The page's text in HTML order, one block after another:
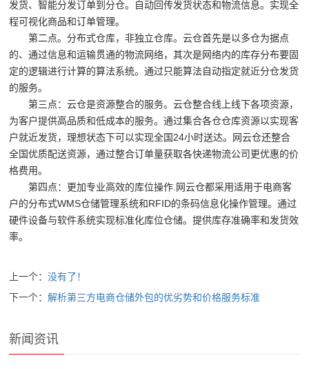
发货、智能分发订单到分仓。自动回传发货状态和物流信息。实现全
程可视化商品和订单管理。
第二点。分布式仓库，非独立仓库。云仓首先是以多仓为据点
的、通过信息和运输贯通的物流网络，其次是网络内的库存分布要固
定的逻辑进行计算的算法系统。通过只能算法自动指定就近分仓发货
的服务。
第三点：云仓是资源整合的服务。云仓整合线上线下各项资源，
为客户提供高品质和低成本的服务。通过集合各仓仓库资源以实现客
户就近发货，理想状态下可以实现全国24小时送达。网云仓还整合
全国优质配送资源，通过整合订单量获取各快递物流公司更优惠的价
格费用。
第四点：更加专业高效的库位操作.网云仓都采用适用于电商客
户的分布式WMS仓储管理系统和RFID的条码信息化操作管理。通过
硬件设备与软件系统实现标准化库位仓储。提供库存准确率和发货效
率。
上一个：没有了！
下一个：解析第三方电商仓储外包的优劣势和价格服务标准
新闻资讯